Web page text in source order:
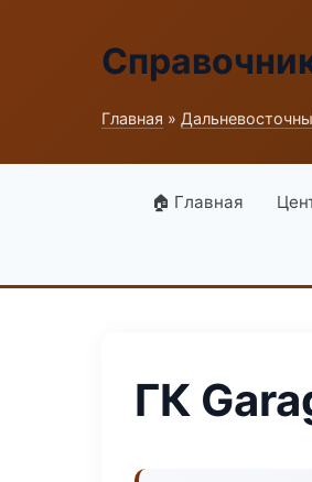
Главная »
🏠 Главная
ГК